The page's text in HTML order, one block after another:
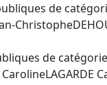
de
de